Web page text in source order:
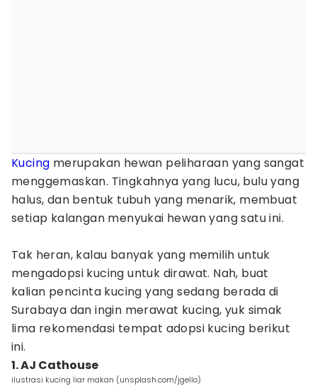
Kucing merupakan hewan peliharaan yang sangat
menggemaskan. Tingkahnya yang lucu, bulu yang
halus, dan bentuk tubuh yang menarik, membuat
setiap kalangan menyukai hewan yang satu ini.
Tak heran, kalau banyak yang memilih untuk
mengadopsi kucing untuk dirawat. Nah, buat
kalian pencinta kucing yang sedang berada di
Surabaya dan ingin merawat kucing, yuk simak
lima rekomendasi tempat adopsi kucing berikut
ini.
1. AJ Cathouse
ilustrasi kucing liar makan (unsplash.com/jgello)